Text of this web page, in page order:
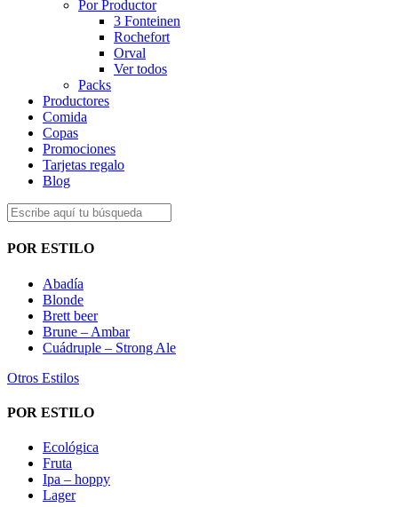
Por Productor
3 Fonteinen
Rochefort
Orval
Ver todos
Packs
Productores
Comida
Copas
Promociones
Tarjetas regalo
Blog
POR ESTILO
Abadía
Blonde
Brett beer
Brune – Ambar
Cuádruple – Strong Ale
Otros Estilos
POR ESTILO
Ecológica
Fruta
Ipa – hoppy
Lager